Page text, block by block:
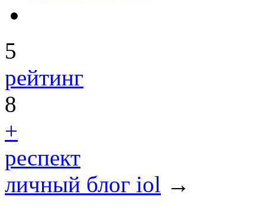
5
рейтинг
8
+
респект
личный блог iol →